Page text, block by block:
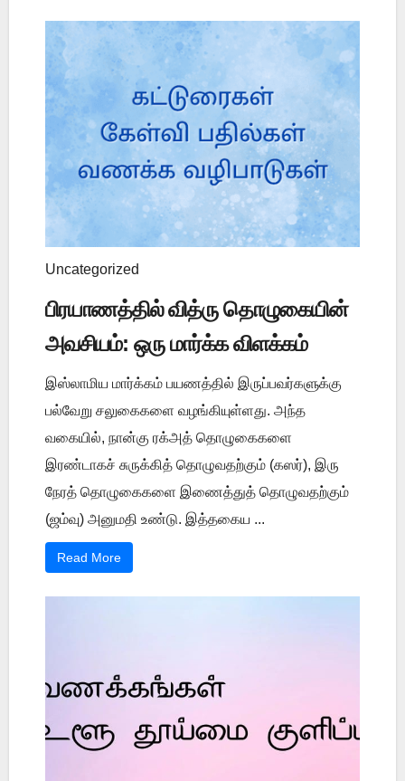
Uncategorized
பிரயாணத்தில் வித்ரு தொழுகையின்
அவசியம்: ஒரு மார்க்க விளக்கம்
இஸ்லாமிய மார்க்கம் பயணத்தில் இருப்பவர்களுக்கு
பல்வேறு சலுகைகளை வழங்கியுள்ளது. அந்த
வகையில், நான்கு ரக்அத் தொழுகைகளை
இரண்டாகச் சுருக்கித் தொழுவதற்கும் (கஸர்), இரு
நேரத் தொழுகைகளை இணைத்துத் தொழுவதற்கும்
(ஜம்வு) அனுமதி உண்டு. இத்தகைய ...
Read More